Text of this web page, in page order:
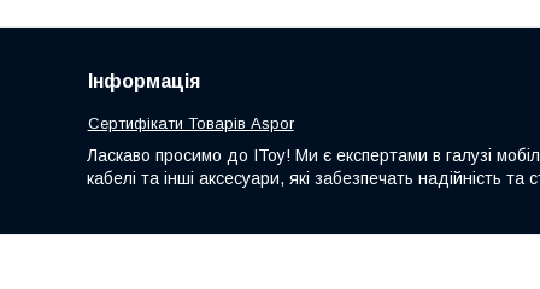
Інформація
Сертифікати Товарів Aspor
Ласкаво просимо до IToy! Ми є експертами в галузі
кабелі та інші аксесуари, які забезпечать надійність